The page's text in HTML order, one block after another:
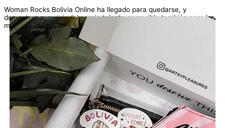
Woman Rocks Bolivia Online ha llegado para quedarse, y
demostrar que vivir del propio talento es posible también para las
mujeres de todos los rincones del mundo.